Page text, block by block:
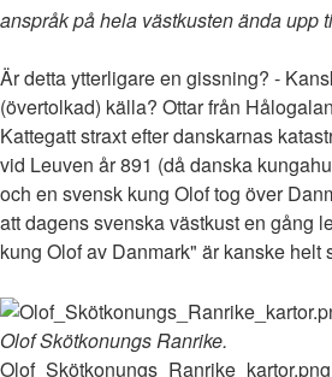
anspråk på hela västkusten ända upp
Är detta ytterligare en gissning? -
(övertolkad) källa? Ottar från
Kattegatt straxt efter danskarnas
vid Leuven år 891 (då danska
och en svensk kung Olof tog över
att dagens svenska västkust en gång
kung Olof av Danmark" är kanske helt
Olof Skötkonungs Ranrike.